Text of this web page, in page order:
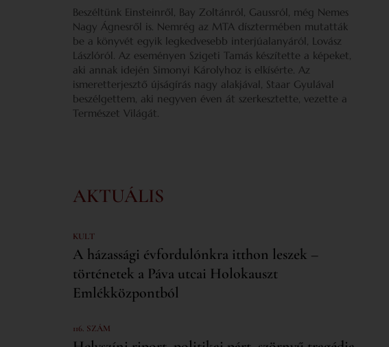
Beszéltünk Einsteinről, Bay Zoltánról, Gaussról, még Nemes
Nagy Ágnesről is. Nemrég az MTA dísztermében mutatták
be a könyvét egyik legkedvesebb interjúalanyáról, Lovász
Lászlóról. Az eseményen Szigeti Tamás készítette a képeket,
aki annak idején Simonyi Károlyhoz is elkísérte. Az
ismeretterjesztő újságírás nagy alakjával, Staar Gyulával
beszélgettem, aki negyven éven át szerkesztette, vezette a
Természet Világát.
AKTUÁLIS
KULT
A házassági évfordulónkra itthon leszek –
történetek a Páva utcai Holokauszt
Emlékközpontból
116. SZÁM